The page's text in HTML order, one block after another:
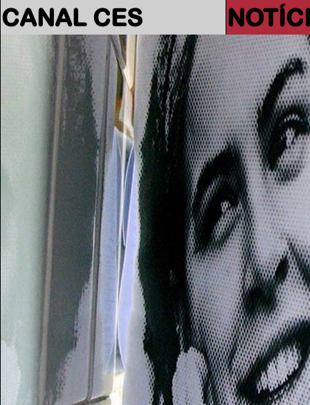
CANAL CES